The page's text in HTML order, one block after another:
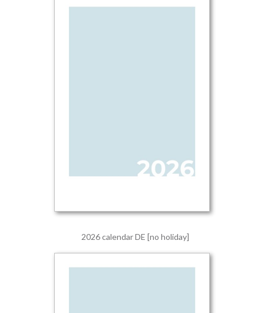
2026 calendar DE [no holiday]